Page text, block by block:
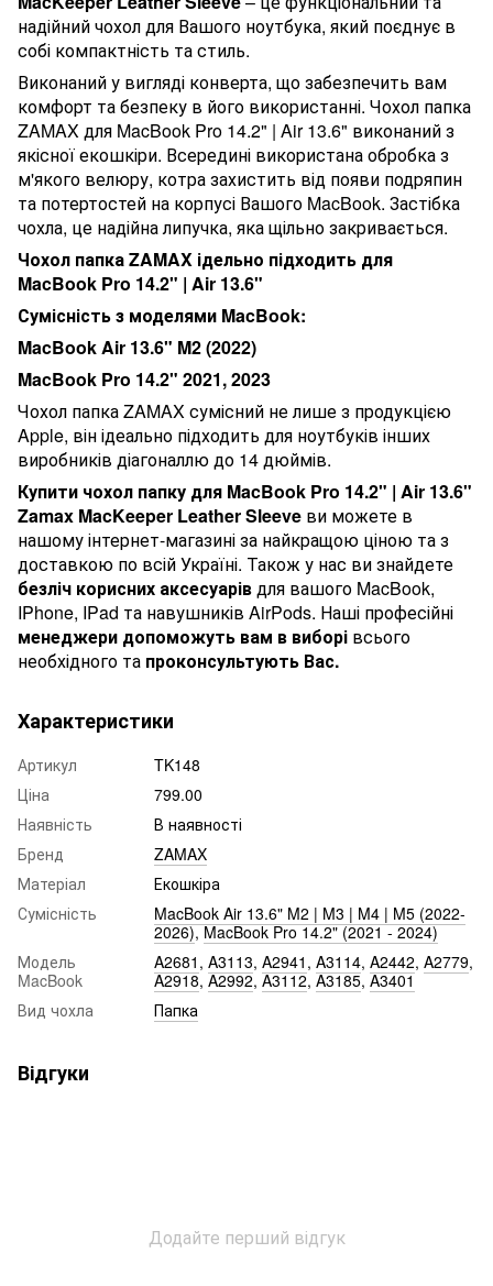
надійний чохол для Вашого ноутбука, який поєднує в
собі компактність та стиль.
Виконаний у вигляді конверта, що забезпечить вам
комфорт та безпеку в його використанні. Чохол папка
ZAMAX для MacBook Pro 14.2" | Air13.6" виконаний з
якісної екошкіри. Всередині використана обробка з
м'якого велюру, котра захистить від появи подряпин
та потертостей на корпусі Вашого MacBook. Застібка
чохла, це надійна липучка, яка щільно закривається.
Чохол папкаZAMAX ідельно підходить для
MacBook Pro 14.2" | Air 13.6"
Сумісність з моделями MacBook:
MacBook Air 13.6" M2 (2022)
MacBook Pro 14.2" 2021, 2023
Чохол папкаZAMAX сумісний не лише з продукцією
Apple, він ідеально підходить для ноутбуків інших
виробників діагоналлю до 14 дюймів.
Купити чохол папку для MacBook Pro 14.2" | Air 13.6"
Zamax MacKeeper LeatherSleeve ви можете в
нашому інтернет-магазині за найкращою ціною та з
доставкою по всій Україні. Також у нас ви знайдете
безліч корисних аксесуарів для вашого MacBook,
IPhone, IPad та навушників AirPods. Наші професійні
менеджери допоможуть вам в виборі всього
необхідного та проконсультують Вас.
Характеристики
Артикул
TK148
Ціна
799.00
Наявність
В наявності
Бренд
ZAMAX
Матеріал
Екошкіра
Сумісність
MacBook Air 13.6" M2 | M3 | M4 | M5 (2022-
2026),MacBook Pro 14.2" (2021 - 2024)
Модель
MacBook
A2681 , A3113, A2941 , A3114, A2442, A2779,
A2918, A2992, A3112, A3185, A3401
Вид чохла
Папка
Відгуки
Додайте перший відгук